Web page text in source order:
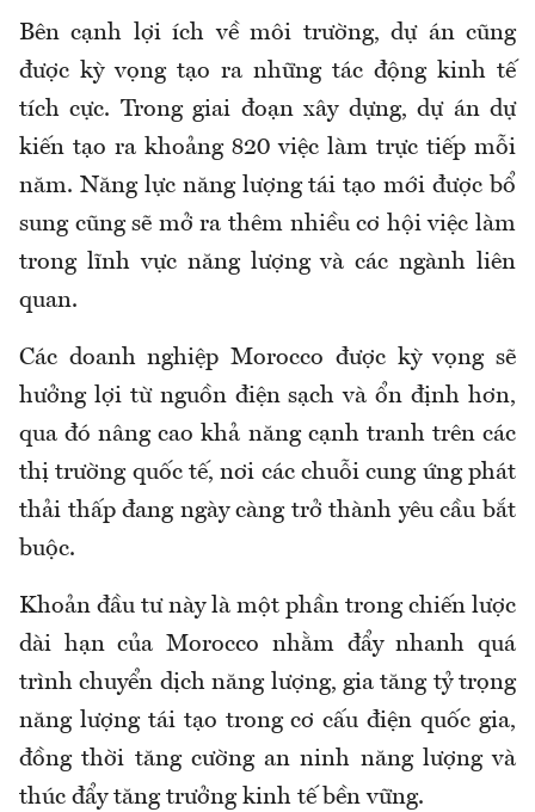
Bên cạnh lợi ích về môi trường, dự án cũng
được kỳ vọng tạo ra những tác động kinh tế
tích cực. Trong giai đoạn xây dựng, dự án dự
kiến tạo ra khoảng 820 việc làm trực tiếp mỗi
năm. Năng lực năng lượng tái tạo mới được bổ
sung cũng sẽ mở ra thêm nhiều cơ hội việc làm
trong lĩnh vực năng lượng và các ngành liên
quan.
Các doanh nghiệp Morocco được kỳ vọng sẽ
hưởng lợi từ nguồn điện sạch và ổn định hơn,
qua đó nâng cao khả năng cạnh tranh trên các
thị trường quốc tế, nơi các chuỗi cung ứng phát
thải thấp đang ngày càng trở thành yêu cầu bắt
buộc.
Khoản đầu tư này là một phần trong chiến lược
dài hạn của Morocco nhằm đẩy nhanh quá
trình chuyển dịch năng lượng, gia tăng tỷ trọng
năng lượng tái tạo trong cơ cấu điện quốc gia,
đồng thời tăng cường an ninh năng lượng và
thúc đẩy tăng trưởng kinh tế bền vững.